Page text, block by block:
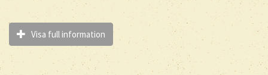
Visa full information